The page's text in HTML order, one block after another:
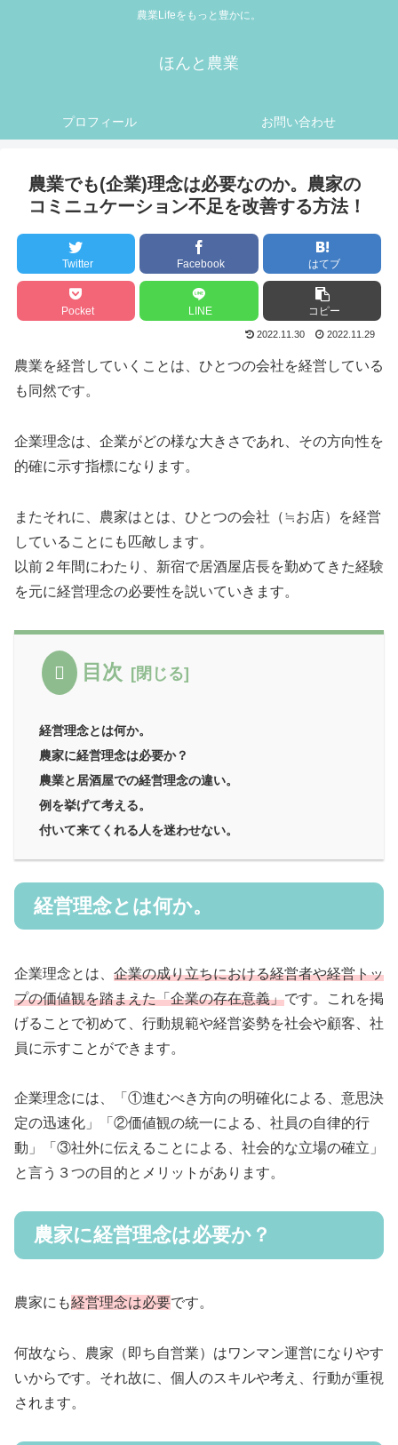
農業Lifeをもっと豊かに。
ほんと農業
プロフィール お問い合わせ
農業でも(企業)理念は必要なのか。農家の
コミニュケーション不足を改善する方法！
Twitter Facebook はてブ
Pocket LINE コピー
2022.11.30 2022.11.29
農業を経営していくことは、ひとつの会社を経営している
も同然です。
企業理念は、企業がどの様な大きさであれ、その方向性を
的確に示す指標になります。
またそれに、農家はとは、ひとつの会社（≒お店）を経営
していることにも匹敵します。
以前２年間にわたり、新宿で居酒屋店長を勤めてきた経験
を元に経営理念の必要性を説いていきます。
目次
経営理念とは何か。
農家に経営理念は必要か？
農業と居酒屋での経営理念の違い。
例を挙げて考える。
付いて来てくれる人を迷わせない。
経営理念とは何か。
企業理念とは、 企業の成り立ちにおける経営者や経営トッ
プの価値観を踏まえた「企業の存在意義」です。これを掲
げることで初めて、行動規範や経営姿勢を社会や顧客、社
員に示すことができます。
企業理念には、「①進むべき方向の明確化による、意思決
定の迅速化」「②価値観の統一による、社員の自律的行
動」「③社外に伝えることによる、社会的な立場の確立」
と言う３つの目的とメリットがあります。
農家に経営理念は必要か？
農家にも経営理念は必要です。
何故なら、農家（即ち自営業）はワンマン運営になりやす
いからです。それ故に、個人のスキルや考え、行動が重視
されます。